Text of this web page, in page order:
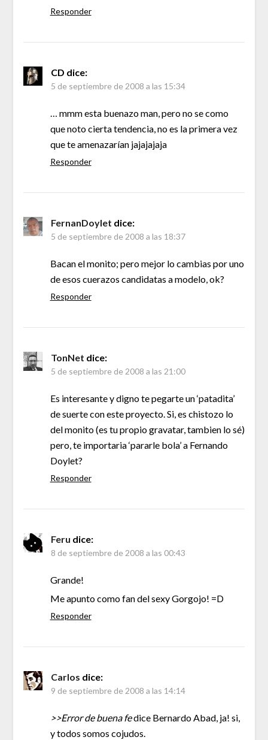
Responder
CD dice:
5 de septiembre de 2008 a las 15:34
… mmm esta buenazo man, pero no se como
que noto cierta tendencia, no es la primera vez
que te amenazarían jajajajaja
Responder
FernanDoylet dice:
5 de septiembre de 2008 a las 18:37
Bacan el monito; pero mejor lo cambias por uno
de esos cuerazos candidatas a modelo, ok?
Responder
TonNet dice:
5 de septiembre de 2008 a las 21:00
Es interesante y digno te pegarte un ‘patadita’
de suerte con este proyecto. Si, es chistozo lo
del monito (es tu propio gravatar, tambien lo sé)
pero, te importaria ‘pararle bola’ a Fernando
Doylet?
Responder
Feru dice:
8 de septiembre de 2008 a las 00:43
Grande!
Me apunto como fan del sexy Gorgojo! =D
Responder
Carlos dice:
9 de septiembre de 2008 a las 14:14
>>Error de buena fedice Bernardo Abad, ja! si,
y todos somos cojudos.